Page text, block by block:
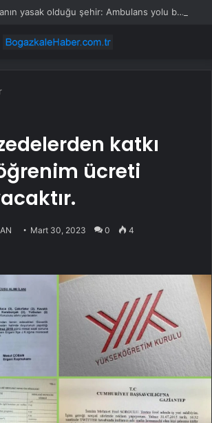
Adres kullanmanın yasak olduğu şehir: Ambulans yolu bulamıyor, kargo gitmiyor
katkı
ücreti
Mart 30, 2023 0 4